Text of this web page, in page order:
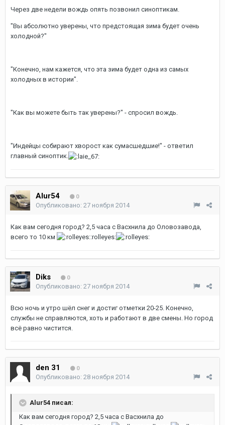
Через две недели вождь опять позвонил синоптикам.
"Вы абсолютно уверены, что предстоящая зима будет очень
холодной?"
"Конечно, нам кажется, что эта зима будет одна из самых
холодных в истории".
"Как вы можете быть так уверены?" - спросил вождь.
"Индейцы собирают хворост как сумасшедшие!" - ответил
главный синоптик.
Alur54 0
Опубликовано: 27 ноября 2014
Как вам сегодня город? 2,5 часа с Васхнила до Оловозавода,
всего то 10 км
:rolleyes:
Diks 0
Опубликовано: 27 ноября 2014
Всю ночь и утро шёл снег и достиг отметки 20-25. Конечно,
службы не справляются, хоть и работают в две смены. Но город
всё равно чистится.
den 31 0
Опубликовано: 28 ноября 2014
Alur54 писал:
Как вам сегодня город? 2,5 часа с Васхнила до